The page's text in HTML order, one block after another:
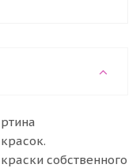
собственного